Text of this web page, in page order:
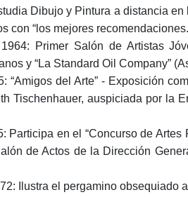
Dibujo y Pintura a distancia
con “los mejores
Primer Salón de Artistas
y “La Standard Oil Company”
“Amigos del Arte” - Exposición
Tischenhauer, auspiciada por la
Participa en el “Concurso de
de Actos de la Dirección
Ilustra el pergamino obsequiado